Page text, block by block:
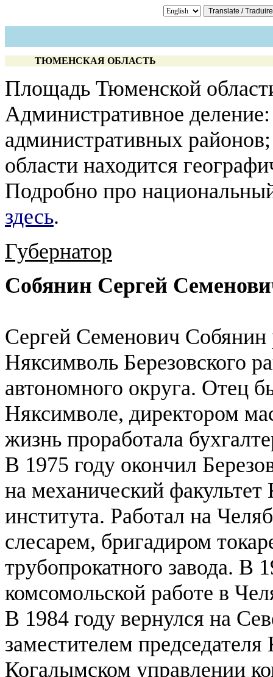
ТЮМЕНСКАЯ ОБЛАСТЬ
Площадь Тюменской
Административное
административных
области находится
Подробно про
здесь.
Губернатор
Собянин Сергей
Сергей Семенович Собянин
Няксимволь Березовского
автономного округа. Отец
Няксимволе, директором
жизнь проработала
В 1975 году окончил
на механический факультет
института. Работал на
слесарем, бригадиром
трубопрокатного завода. В
комсомольской работе в
В 1984 году вернулся на
заместителем
Когалымском управлении